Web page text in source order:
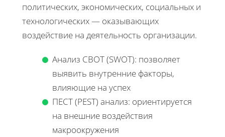
политических, экономических, социальных и
технологических — оказывающих
воздействие на деятельность организации.
Анализ СВОТ (SWOT): позволяет
выявить внутренние факторы,
влияющие на успех
ПЕСТ (PEST) анализ: ориентируется
на внешние воздействия
макроокружения